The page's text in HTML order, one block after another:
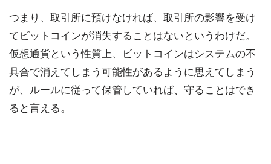
つまり、取引所に預けなければ、取引所の影響を受け
てビットコインが消失することはないというわけだ。
仮想通貨という性質上、ビットコインはシステムの不
具合で消えてしまう可能性があるように思えてしまう
が、ルールに従って保管していれば、守ることはでき
ると言える。